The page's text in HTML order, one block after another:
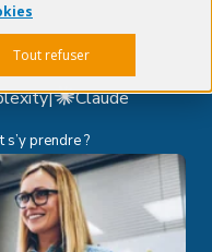
Tout refuser
| Claude
prendre ?